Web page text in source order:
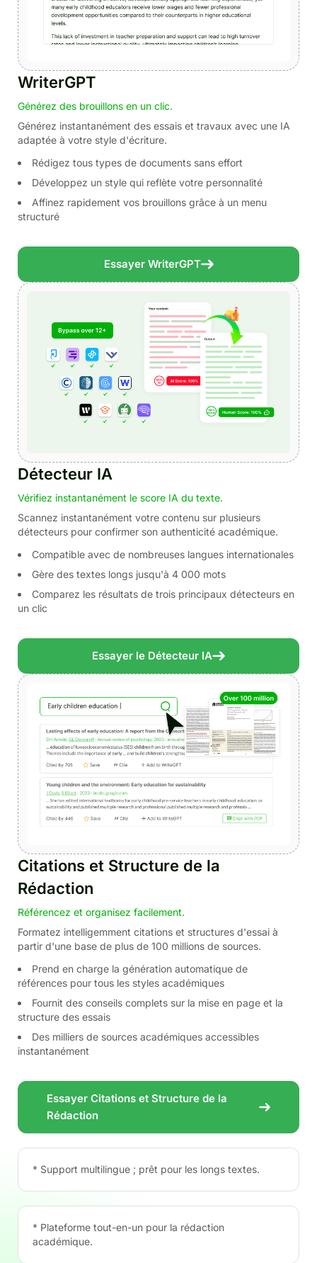
WriterGPT
Générez des brouillons en un clic.
Générez instantanément des essais et travaux avec une IA
adaptée à votre style d'écriture.
Rédigez tous types de documents sans effort
Développez un style qui reflète votre personnalité
Affinez rapidement vos brouillons grâce à un menu
structuré
Essayer WriterGPT
Détecteur IA
Vérifiez instantanément le score IA du texte.
Scannez instantanément votre contenu sur plusieurs
détecteurs pour confirmer son authenticité académique.
Compatible avec de nombreuses langues internationales
Gère des textes longs jusqu'à 4 000 mots
Comparez les résultats de trois principaux détecteurs en
un clic
Essayer le Détecteur IA
Citations et Structure de la
Rédaction
Référencez et organisez facilement.
Formatez intelligemment citations et structures d'essai à
partir d'une base de plus de 100 millions de sources.
Prend en charge la génération automatique de
références pour tous les styles académiques
Fournit des conseils complets sur la mise en page et la
structure des essais
Des milliers de sources académiques accessibles
instantanément
Essayer Citations et Structure de la
Rédaction
* Support multilingue ; prêt pour les longs textes.
* Plateforme tout-en-un pour la rédaction
académique.